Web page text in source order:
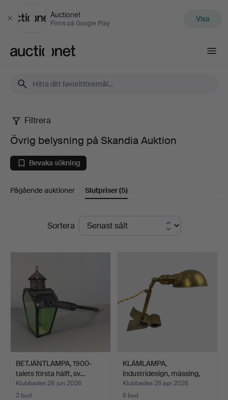
Stäng
Auctionet
Finns på Google Play Visa
Övrig
belysning
på
Skandia
Auktion
Filtrera
Övrig belysning på Skandia Auktion
Bevaka sökning
Pågående auktioner Slutpriser(5)
SlutpriserSortera
BETJÄNTLAMPA, 1900-
talets första hälft, sv…
Klubbades 28 jun 2026
2 bud
KLÄMLAMPA,
industridesign, mässing,
D.R.G.…
Klubbades 26 apr 2026
6 bud